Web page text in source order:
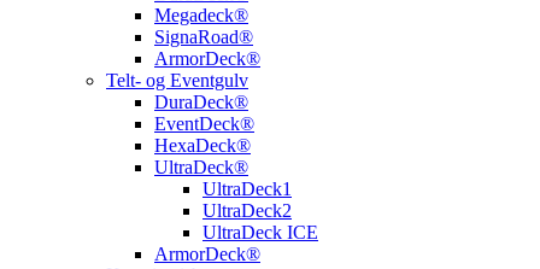
Megadeck®
SignaRoad®
ArmorDeck®
Telt- og Eventgulv
DuraDeck®
EventDeck®
HexaDeck®
UltraDeck®
UltraDeck1
UltraDeck2
UltraDeck ICE
ArmorDeck®